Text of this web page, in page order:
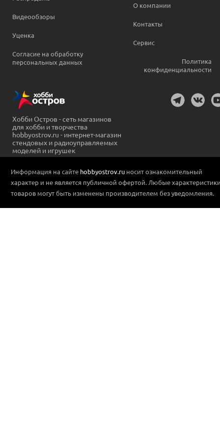
Видеообзоры
Уценка
Согласие на обработку
персональных данных
О компании
Контакты
Сервис
Политика
конфиденциальности
Хобби Остров - сеть магазинов
для хобби и творчества
hobbyostrov.ru - интернет-магазин
стендовых и радиоуправляемых
моделей и игрушек
Информация на сайте hobbyostrov.ru носит ознакомительный
характер и не является публичной офертой. Любые
товаров могут быть изменены производителем без уведомления.